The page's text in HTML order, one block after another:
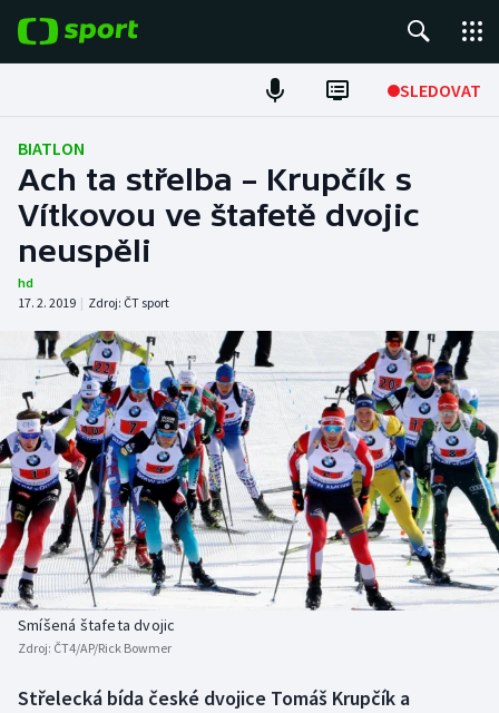
SLEDOVAT
Fotbal
Hokej
Tenis
Atletika
Cyklistika
DALŠÍ SPORTY
Americký fotbal
Baseball a softbal
Basketbal
Biatlon
NEPŘEHLÉDNĚTE
Soutěže
Historické návraty
Aplikace ČT sport
BIATLON
Ach ta střelba – Krupčík s
Vítkovou ve štafetě dvojic
neuspěli
hd
17. 2. 2019 | Zdroj: ČT sport
Smíšená štafeta dvojic
Zdroj: ČT4/AP/Rick Bowmer
Střelecká bída české dvojice Tomáš Krupčík a